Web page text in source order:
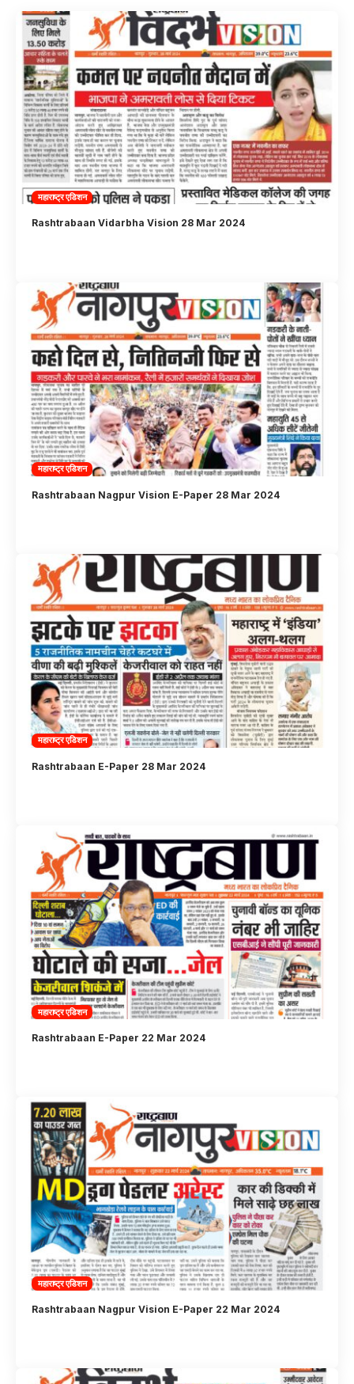
महाराष्ट्र एडिशन
Rashtrabaan Vidarbha Vision 28 Mar 2024
महाराष्ट्र एडिशन
Rashtrabaan Nagpur Vision E-Paper 28 Mar 2024
महाराष्ट्र एडिशन
Rashtrabaan E-Paper 28 Mar 2024
महाराष्ट्र एडिशन
Rashtrabaan E-Paper 22 Mar 2024
महाराष्ट्र एडिशन
Rashtrabaan Nagpur Vision E-Paper 22 Mar 2024